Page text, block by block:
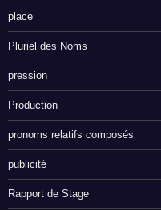
place
Pluriel des Noms
pression
Production
pronoms relatifs composés
publicité
Rapport de Stage